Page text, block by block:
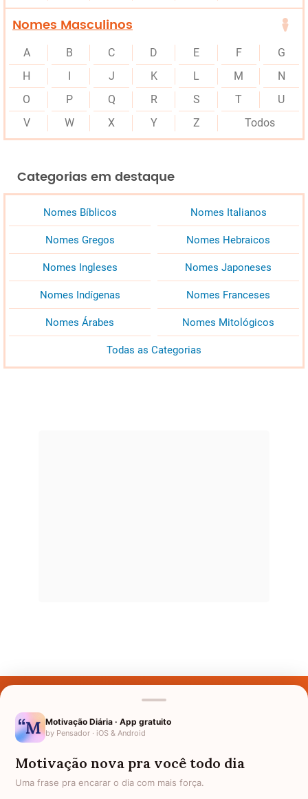
Nomes Masculinos
A B C D E F
G
H
J K L M
N
O
P Q R S T
U
V
W X Y Z Todos
Categorias em destaque
Nomes Bíblicos Nomes Italianos
Nomes Gregos Nomes Hebraicos
Nomes Ingleses Nomes Japoneses
Nomes Indígenas Nomes Franceses
Nomes Árabes Nomes Mitológicos
Todas as Categorias
Nomes pelo Mundo
Motivação Diária · App gratuito
by Pensador · iOS & Android
Motivação nova pra você todo dia
Uma frase pra encarar o dia com mais força.